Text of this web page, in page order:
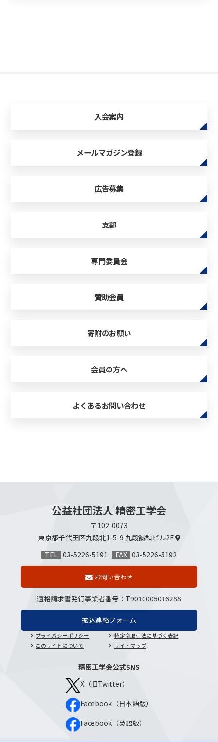
入会案内
メールマガジン登録
広告募集
支部
専門委員会
賛助会員
寄附のお願い
会員の方へ
よくあるお問い合わせ
公益社団法人 精密工学会
〒102-0073
東京都千代田区九段北1-5-9 九段誠和ビル2F
TEL
03-5226-5191 FAX 03-5226-5192
お問い合わせ
適格請求書発行事業者番号 ： T9010005016288
振込連絡フォーム
プライバシーポリシー
特定商取引法に基づく表記
このサイトについて
サイトマップ
精密工学会公式SNS
X（旧Twitter）
Facebook（日本語版）
Facebook（英語版）